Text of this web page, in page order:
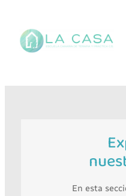
contenido
En esta